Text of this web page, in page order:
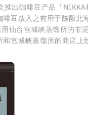
出咖啡豆产品「
豆放入之前用于陈酿
仙台宫城峡蒸馏所的非
宫城峡蒸馏所的商店